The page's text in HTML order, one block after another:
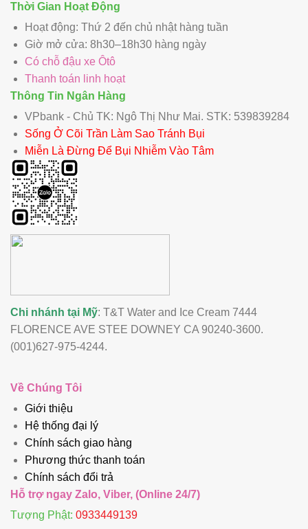
Thời Gian Hoạt Động
Hoạt động: Thứ 2 đến chủ nhật hàng tuần
Giờ mở cửa: 8h30–18h30 hàng ngày
Có chỗ đậu xe Ôtô
Thanh toán linh hoạt
Thông Tin Ngân Hàng
VPbank - Chủ TK: Ngô Thị Như Mai. STK: 539839284
Sống Ở Cõi Trần Làm Sao Tránh Bụi
Miễn Là Đừng Để Bụi Nhiễm Vào Tâm
Chi nhánh tại Mỹ: T&T Water and Ice Cream 7444
FLORENCE AVE STEE DOWNEY CA 90240-3600.
(001)627-975-4244.
Về Chúng Tôi
Giới thiệu
Hệ thống đại lý
Chính sách giao hàng
Phương thức thanh toán
Chính sách đổi trả
Hỗ trợ ngay Zalo, Viber, (Online 24/7)
Tượng Phật: 0933449139